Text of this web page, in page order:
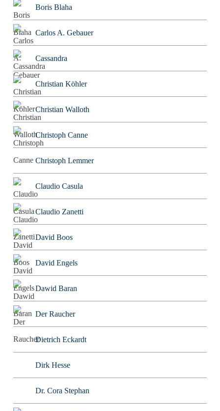
Boris Blaha
Carlos A. Gebauer
Cassandra
Christian Köhler
Christian Walloth
Christoph Canne
Christoph Lemmer
Claudio Casula
Claudio Zanetti
David Boos
David Engels
Dawid Baran
Der Raucher
Dietrich Eckardt
Dirk Hesse
Dr. Cora Stephan